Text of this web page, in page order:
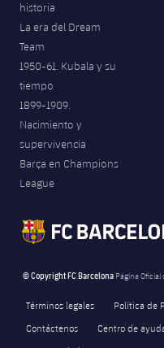
historia
La era del Dream
Team
1950-61. Kubala y su
tiempo
1899-1909.
Nacimiento y
supervivencia
Barça en Champions
League
© Copyright FC Barcelona Página Oficial
Términos legales Política de
Contáctenos
Centro de